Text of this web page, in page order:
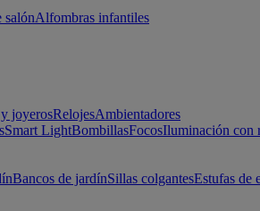
salónAlfombras infantiles
joyerosRelojesAmbientadores
Smart LightBombillasFocosIluminación con
Bancos de jardínSillas colgantesEstufas de